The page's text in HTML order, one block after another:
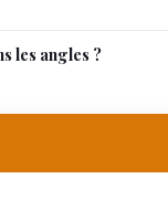
les angles ?